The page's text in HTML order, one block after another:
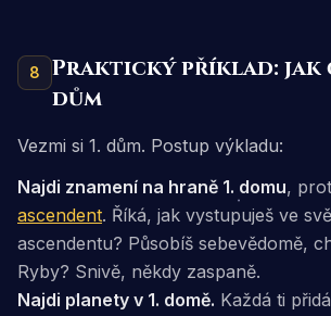
8
Praktický příklad: jak
dům
Vezmi si 1. dům. Postup výkladu:
Najdi znamení na hraně 1. domu,
ascendent. Říká, jak vystupuješ ve
ascendentu? Působíš sebevědomě,
Ryby? Snivě, někdy zaspaně.
Najdi planety v 1. domě. Každá ti